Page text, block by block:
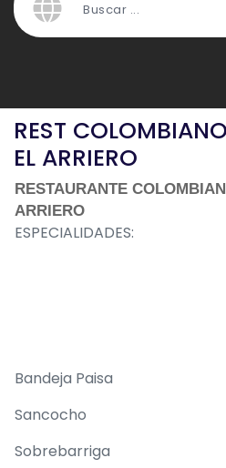
REST
EL ARRIERO
RESTAURANTE
ARRIERO
ESPECIALIDADES:
Bandeja Paisa
Sancocho
Sobrebarriga